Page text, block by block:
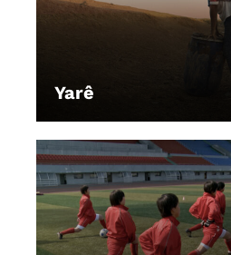
Yarê
LEIHEN